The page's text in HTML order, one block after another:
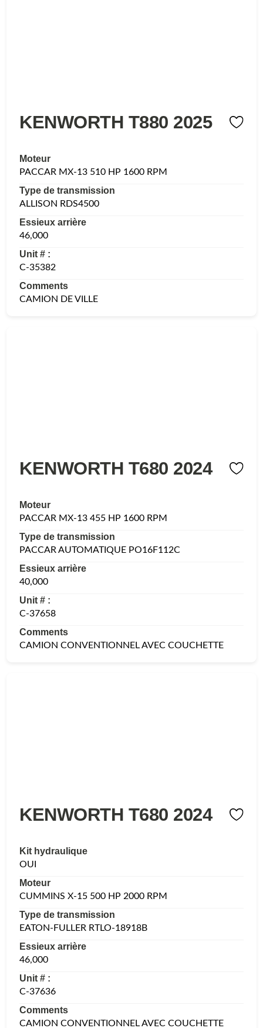
KENWORTH T880 2025
Moteur
PACCAR MX-13 510 HP 1600 RPM
Type de transmission
ALLISON RDS4500
Essieux arrière
46,000
Unit # :
C-35382
Comments
CAMION DE VILLE
KENWORTH T680 2024
Moteur
PACCAR MX-13 455 HP 1600 RPM
Type de transmission
PACCAR AUTOMATIQUE PO16F112C
Essieux arrière
40,000
Unit # :
C-37658
Comments
CAMION CONVENTIONNEL AVEC COUCHETTE
KENWORTH T680 2024
Kit hydraulique
OUI
Moteur
CUMMINS X-15 500 HP 2000 RPM
Type de transmission
EATON-FULLER RTLO-18918B
Essieux arrière
46,000
Unit # :
C-37636
Comments
CAMION CONVENTIONNEL AVEC COUCHETTE